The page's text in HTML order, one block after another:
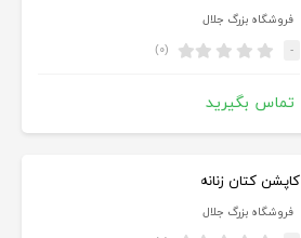
فروشگاه بزرگ جلال
- (۰)
تماس بگیرید
کاپشن کتان زنانه
فروشگاه بزرگ جلال